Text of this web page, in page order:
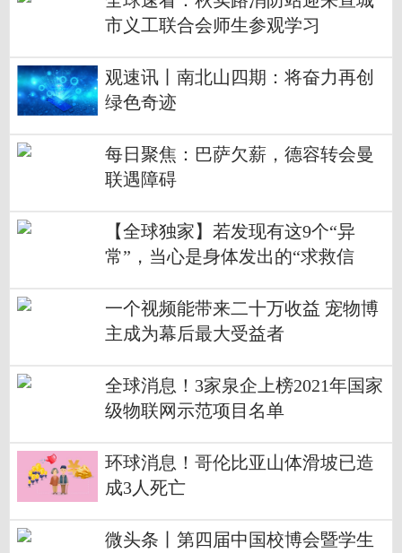
市义工联合会师生参观学习
观速讯丨南北山四期：将奋力再创
绿色奇迹
每日聚焦：巴萨欠薪，德容转会曼
联遇障碍
【全球独家】若发现有这9个“异
常”，当心是身体发出的“求救信
一个视频能带来二十万收益 宠物博
主成为幕后最大受益者
全球消息！3家泉企上榜2021年国家
级物联网示范项目名单
环球消息！哥伦比亚山体滑坡已造
成3人死亡
微头条丨第四届中国校博会暨学生